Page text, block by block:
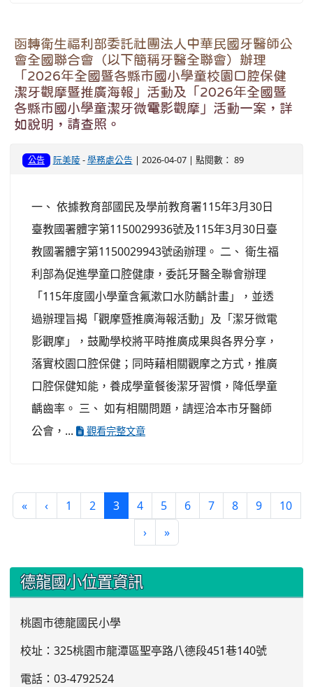
函轉衛生福利部委託社團法人中華民國牙醫師公
會全國聯合會（以下簡稱牙醫全聯會）辦理
「2026年全國暨各縣市國小學童校園口腔保健
潔牙觀摩暨推廣海報」活動及「2026年全國暨
各縣市國小學童潔牙微電影觀摩」活動一案，詳
如說明，請查照。
公告 阮美陵-學務處公告 | 2026-04-07 | 點閱數： 89
一、 依據教育部國民及學前教育署115年3月30日
臺教國署體字第1150029936號及115年3月30日臺
教國署體字第1150029943號函辦理。 二、 衛生福
利部為促進學童口腔健康，委託牙醫全聯會辦理
「115年度國小學童含氟漱口水防齲計畫」，並透
過辦理旨揭「觀摩暨推廣海報活動」及「潔牙微電
影觀摩」，鼓勵學校將平時推廣成果與各界分享，
落實校園口腔保健；同時藉相關觀摩之方式，推廣
口腔保健知能，養成學童餐後潔牙習慣，降低學童
齲齒率。 三、 如有相關問題，請逕洽本市牙醫師
公會，...
觀看完整文章
« ‹ 1 2 3(current)
4 5 6 7 8 9
10
›
»
::: 德龍國小位置資訊
桃園市德龍國民小學
校址：325桃園市龍潭區聖亭路八德段451巷140號
電話：03-4792524